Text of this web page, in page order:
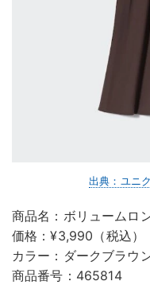
出典：ユニ
商品名：ボリュームロ
価格：¥3,990（税込）
カラー：ダークブラウ
商品番号：465814